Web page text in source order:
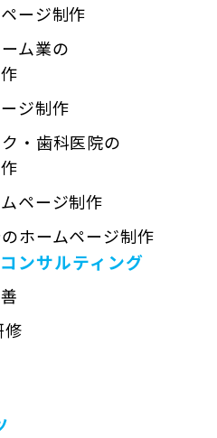
ージ制作
ム業の
ジ制作
・歯科医院の
ページ制作
ホームページ制作
ンサルティング
修